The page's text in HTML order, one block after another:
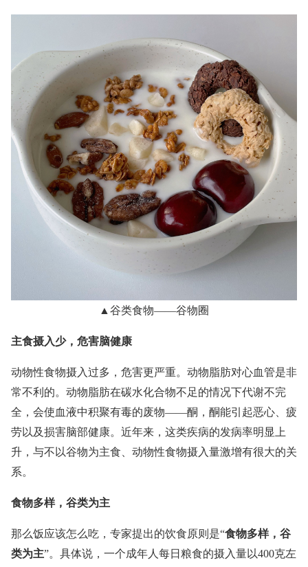
▲谷类食物——谷物圈
主食摄入少，危害脑健康
动物性食物摄入过多，危害更严重。动物脂肪对心血管是非
常不利的。动物脂肪在碳水化合物不足的情况下代谢不完
全，会使血液中积聚有毒的废物——酮，酮能引起恶心、疲
劳以及损害脑部健康。近年来，这类疾病的发病率明显上
升，与不以谷物为主食、动物性食物摄入量激增有很大的关
系。
食物多样，谷类为主
那么饭应该怎么吃，专家提出的饮食原则是“食物多样，谷
类为主”。具体说，一个成年人每日粮食的摄入量以400克左